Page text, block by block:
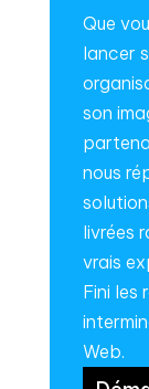
Que
lancer
son
nous
livrées
vrais
Fini les
Web.